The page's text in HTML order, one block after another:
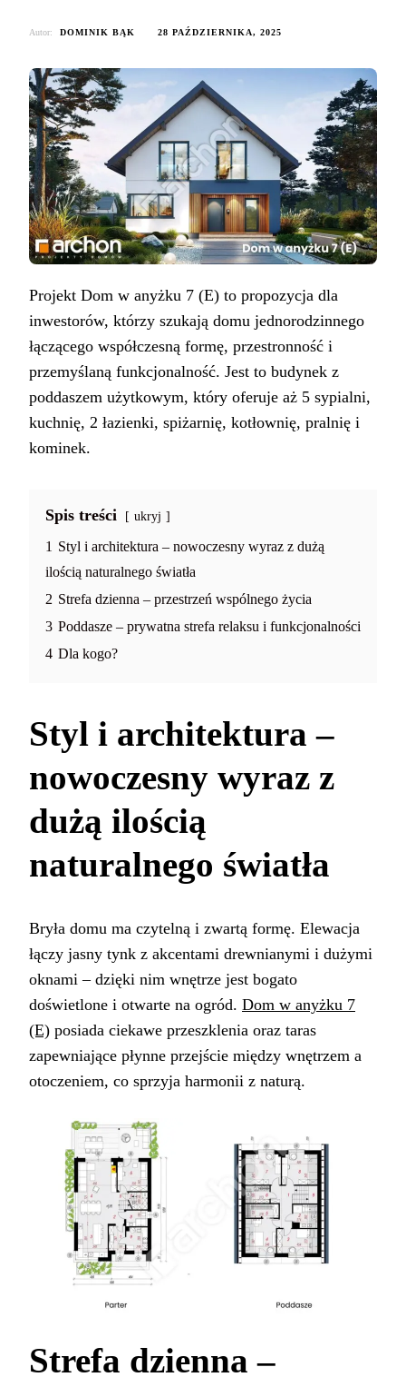
Autor: DOMINIK BĄK 28 PAŹDZIERNIKA, 2025
Projekt Dom w anyżku 7 (E) to propozycja dla
inwestorów, którzy szukają domu jednorodzinnego
łączącego współczesną formę, przestronność i
przemyślaną funkcjonalność. Jest to budynek z
poddaszem użytkowym, który oferuje aż 5 sypialni,
kuchnię, 2 łazienki, spiżarnię, kotłownię, pralnię i
kominek.
Spis treści ukryj
1 Styl i architektura – nowoczesny wyraz z dużą
ilością naturalnego światła
2 Strefa dzienna – przestrzeń wspólnego życia
3 Poddasze – prywatna strefa relaksu i funkcjonalności
4 Dla kogo?
Styl i architektura –
nowoczesny wyraz z
dużą ilością
naturalnego światła
Bryła domu ma czytelną i zwartą formę. Elewacja
łączy jasny tynk z akcentami drewnianymi i dużymi
oknami – dzięki nim wnętrze jest bogato
doświetlone i otwarte na ogród. Dom w anyżku 7
(E) posiada ciekawe przeszklenia oraz taras
zapewniające płynne przejście między wnętrzem a
otoczeniem, co sprzyja harmonii z naturą.
Strefa dzienna –